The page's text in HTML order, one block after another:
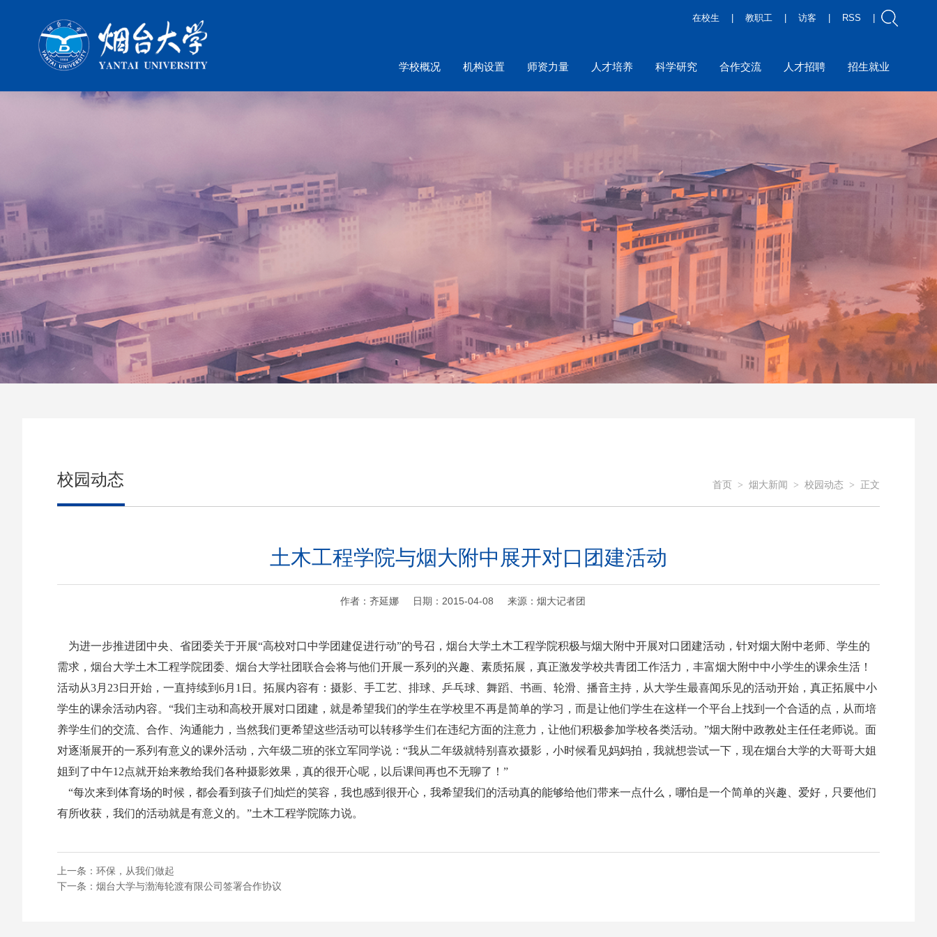
在校生 教职工 访客 RSS
学校概况 机构设置 师资力量 人才培养 科学研究 合作交流 人才招聘 招生就业
校园动态 首页 > 烟大新闻 > 校园动态 > 正文
土木工程学院与烟大附中展开对口团建活动
作者：齐延娜 日期：2015-04-08 来源：烟大记者团
为进一步推进团中央、省团委关于开展“高校对口中学团建促进行动”的号召，烟台大学土木工程学院积极与烟大附中开展对口团建活动，针对烟大附中老师、学生的
需求，烟台大学土木工程学院团委、烟台大学社团联合会将与他们开展一系列的兴趣、素质拓展，真正激发学校共青团工作活力，丰富烟大附中中小学生的课余生活！
活动从3月23日开始，一直持续到6月1日。拓展内容有：摄影、手工艺、排球、乒乓球、舞蹈、书画、轮滑、播音主持，从大学生最喜闻乐见的活动开始，真正拓展中小
学生的课余活动内容。“我们主动和高校开展对口团建，就是希望我们的学生在学校里不再是简单的学习，而是让他们学生在这样一个平台上找到一个合适的点，从而培
养学生们的交流、合作、沟通能力，当然我们更希望这些活动可以转移学生们在违纪方面的注意力，让他们积极参加学校各类活动。”烟大附中政教处主任任老师说。面
对逐渐展开的一系列有意义的课外活动，六年级二班的张立军同学说：“我从二年级就特别喜欢摄影，小时候看见妈妈拍，我就想尝试一下，现在烟台大学的大哥哥大姐
姐到了中午12点就开始来教给我们各种摄影效果，真的很开心呢，以后课间再也不无聊了！”
“每次来到体育场的时候，都会看到孩子们灿烂的笑容，我也感到很开心，我希望我们的活动真的能够给他们带来一点什么，哪怕是一个简单的兴趣、爱好，只要他们
有所收获，我们的活动就是有意义的。”土木工程学院陈力说。
上一条： 环保，从我们做起
下一条： 烟台大学与渤海轮渡有限公司签署合作协议